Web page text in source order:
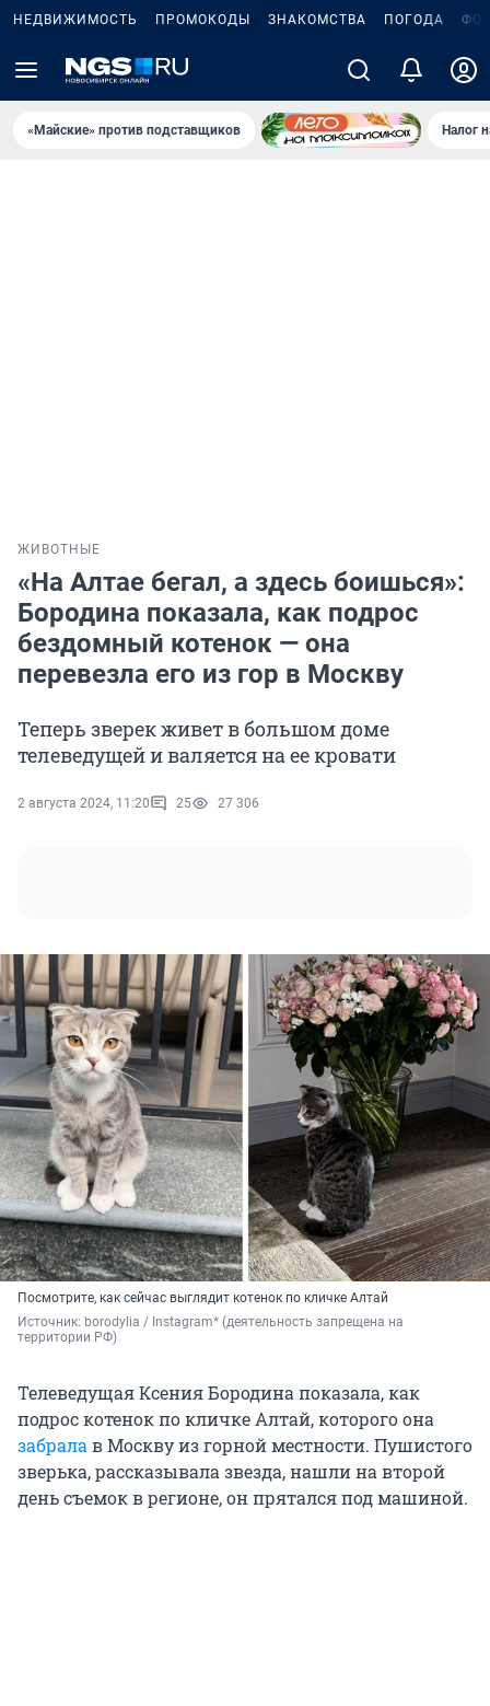
НЕДВИЖИМОСТЬ ПРОМОКОДЫ ЗНАКОМСТВА ПОГОДА
«Майские» против подставщиков Налог
ЖИВОТНЫЕ
«На Алтае бегал, а здесь боишься»:
Бородина показала, как подрос
бездомный котенок — она
перевезла его из гор в Москву
Теперь зверек живет в большом доме
телеведущей и валяется на ее кровати
2 августа 2024, 11:20 25 27 306
Посмотрите, как сейчас выглядит котенок по кличке Алтай
Источник: borodylia / Instagram* (деятельность запрещена на
территории РФ)
Телеведущая Ксения Бородина показала, как
подрос котенок по кличке Алтай, которого она
забралав Москву из горной местности. Пушистого
зверька, рассказывала звезда, нашли на второй
день съемок в регионе, он прятался под машиной.